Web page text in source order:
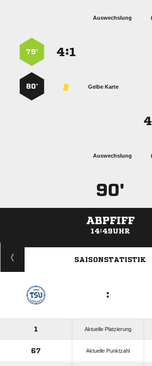
Auswechslung
:
79’
Gelbe Karte
80’

Auswechslung
90'
ABPFIFF
14:49UHR
ANZEIGE
SAISONSTATISTIK
:
1 Aktuelle Platzierung
67 Aktuelle Punktzahl